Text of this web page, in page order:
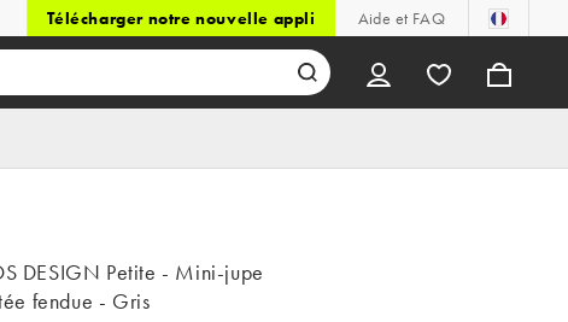
Télécharger notre nouvelle appli Aide et FAQ
DESIGN Petite - Mini-jupe
fendue - Gris